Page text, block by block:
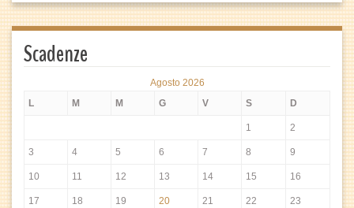
Scadenze
Agosto 2026
L
M M G V S D
1 2
3 4 5 6 7 8 9
10 11 12 13 14 15 16
17 18 19 20 21 22 23